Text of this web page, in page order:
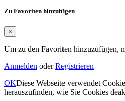
Zu Favoriten hinzufügen
×
Um zu den Favoriten hinzuzufügen,
Anmelden oderRegistrieren
OKDiese Webseite verwendet
herauszufinden, wie Sie Cookies